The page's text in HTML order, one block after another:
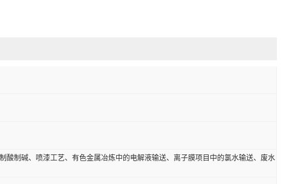
制碱、喷漆工艺、有色金属冶炼中的电解液输送、离子膜项目中的氯水输送、废水